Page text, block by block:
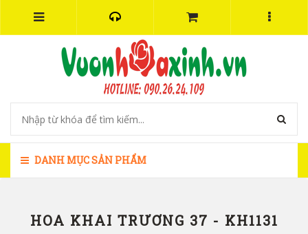
DANH MỤC SẢN PHẨM
HOA KHAI TRƯƠNG 37 - KH1131